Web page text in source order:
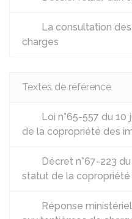
La consultation
charges
Textes de référence
Loi n°65-557 du
de la copropriété des
Décret n°67-223
statut de la
Réponse